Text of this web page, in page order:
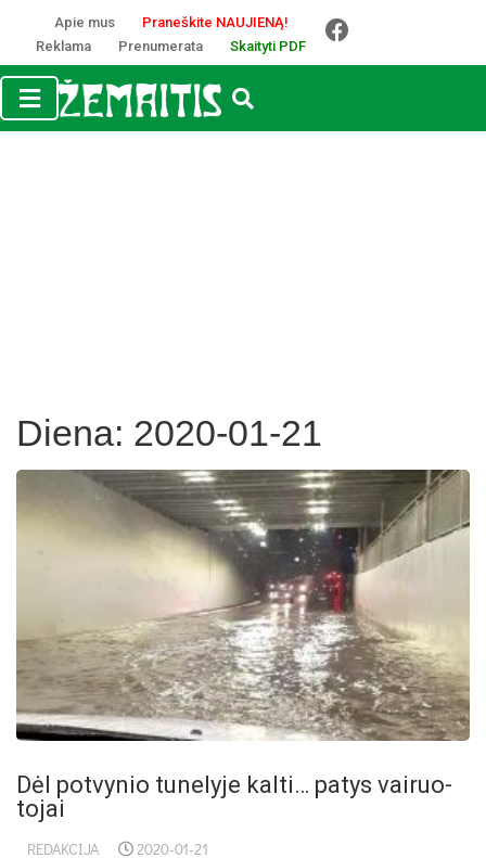
Apie mus
Praneškite NAUJIENĄ!
Reklama
Prenumerata Skaityti PDF
Diena: 2020-01-21
Dėl po­tvy­nio tu­ne­ly­je kal­ti… pa­tys vai­ruo­
to­jai
REDAKCIJA 2020-01-21